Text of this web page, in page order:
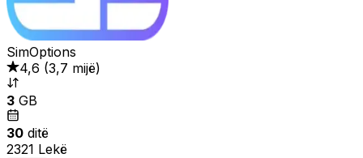
SimOptions
4,6 (3,7 mijë)
3 GB
30 ditë
2321 Lekë